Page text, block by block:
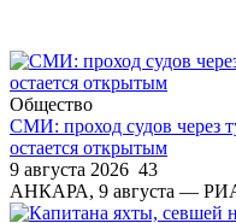
Общество
СМИ: проход судов через
остается открытым
9 августа 2026 43
АНКАРА, 9 августа —